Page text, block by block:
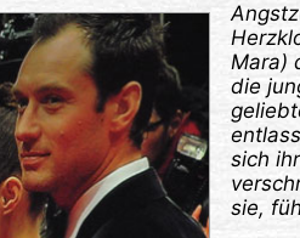
Mara)
die
sich
sie,